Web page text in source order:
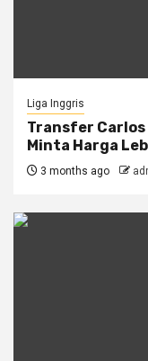
Liga Inggris
Transfer Carlos
Minta Harga
3 months ago